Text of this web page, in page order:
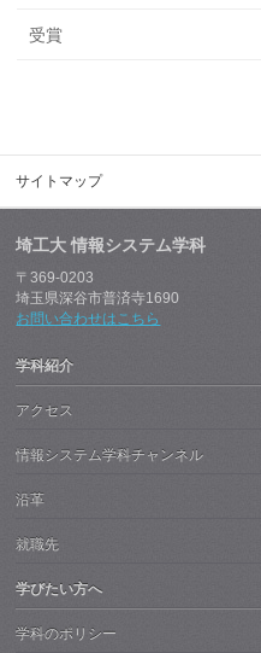
受賞
サイトマップ
埼工大 情報システム学科
〒369-0203
埼玉県深谷市普済寺1690
お問い合わせはこちら
学科紹介
アクセス
情報システム学科チャンネル
沿革
就職先
学びたい方へ
学科のポリシー